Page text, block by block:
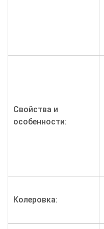
Свойства и
особенности:
Колеровка: